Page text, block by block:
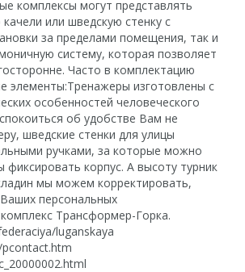
комплексы могут представлять
или шведскую стенку с
за пределами помещения, так и
систему, которая позволяет
Часто в комплектацию
элементы:Тренажеры изготовлены с
особенностей человеческого
об удобстве Вам не
шведские стенки для улицы
ручками, за которые можно
корпус. А высоту турник
мы можем корректировать,
персональных
Трансформер-Горка.
luganskaya